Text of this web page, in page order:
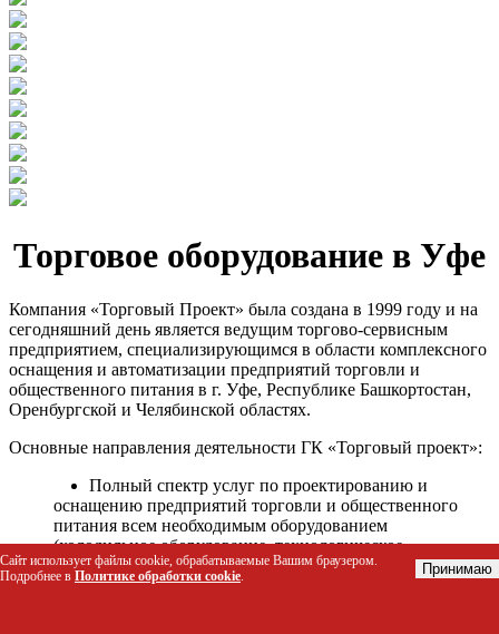
Торговое оборудование в Уфе
Компания «Торговый Проект» была создана в 1999 году и на
сегодняшний день является ведущим торгово-сервисным
предприятием, специализирующимся в области комплексного
оснащения и автоматизации предприятий торговли и
общественного питания в г. Уфе, Республике Башкортостан,
Оренбургской и Челябинской областях.
Основные направления деятельности ГК «Торговый проект»:
Полный спектр услуг по проектированию и
оснащению предприятий торговли и общественного
питания всем необходимым оборудованием
(холодильное оборудование, технологическое
оборудование, стеллажное оборудование и т.д.);
Автоматизация торговых процессов и внедрения
Сайт использует файлы cookie, обрабатываемые Вашим браузером.
Подробнее в Политике обработки cookie. Принимаю